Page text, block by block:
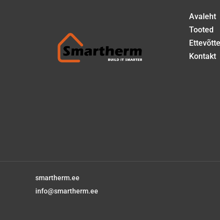
Avaleht
Tooted
Kontakt
smartherm.ee
info@smartherm.ee